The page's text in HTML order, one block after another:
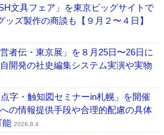
文具フェア」を東京ビッグサイトで
ズ製作の商談も【９月２〜４日】
者伝・東京展」を８月25日〜26日に
開発の社史編集システム実演や実物
字・触知図セミナーin札幌」を開催
の情報提供手段や合理的配慮の具体
能 2026.8.4